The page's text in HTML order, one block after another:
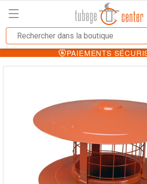
PAIEMENTS